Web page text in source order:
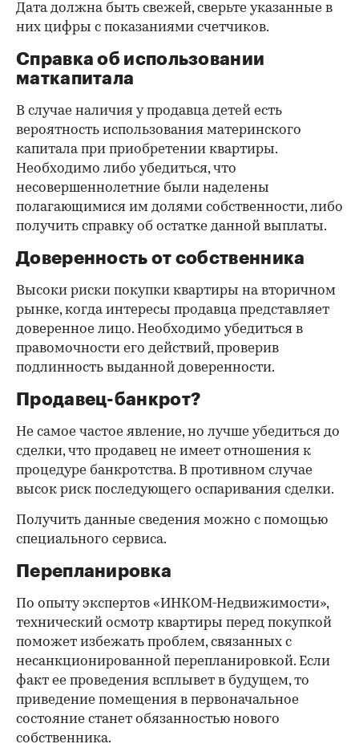
Дата должна быть свежей, сверьте указанные в
них цифры с показаниями счетчиков.
Справка об использовании
маткапитала
В случае наличия у продавца детей есть
вероятность использования материнского
капитала при приобретении квартиры.
Необходимо либо убедиться, что
несовершеннолетние были наделены
полагающимися им долями собственности, либо
получить справку об остатке данной выплаты.
Доверенность от собственника
Высоки риски покупки квартиры на вторичном
рынке, когда интересы продавца представляет
доверенное лицо. Необходимо убедиться в
правомочности его действий, проверив
подлинность выданной доверенности.
Продавец-банкрот?
Не самое частое явление, но лучше убедиться до
сделки, что продавец не имеет отношения к
процедуре банкротства. В противном случае
высок риск последующего оспаривания сделки.
Получить данные сведения можно с помощью
специального сервиса.
Перепланировка
По опыту экспертов «ИНКОМ-Недвижимости»,
технический осмотр квартиры перед покупкой
поможет избежать проблем, связанных с
несанкционированной перепланировкой. Если
факт ее проведения всплывет в будущем, то
приведение помещения в первоначальное
состояние станет обязанностью нового
собственника.